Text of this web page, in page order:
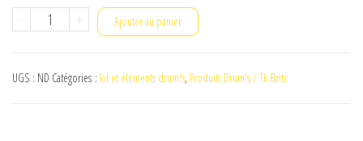
-
quantité
kit
+ Ajouter au panier
UGS : ND Catégories : kit et éléments drum's, Produits Drum's / Tk Baits